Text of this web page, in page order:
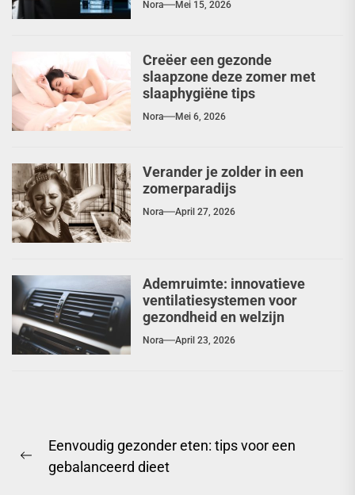
Nora Mei 15, 2026
Creëer een gezonde
slaapzone deze zomer met
slaaphygiëne tips
Nora Mei 6, 2026
Verander je zolder in een
zomerparadijs
Nora April 27, 2026
Ademruimte: innovatieve
ventilatiesystemen voor
gezondheid en welzijn
Nora April 23, 2026
Previous
Eenvoudig gezonder eten: tips voor een
gebalanceerd dieet